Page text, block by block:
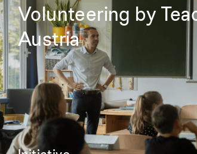
Volunteering by
Austria